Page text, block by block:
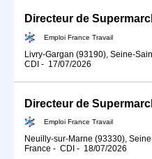
Emploi France Travail
Livry-Gargan (93190), Seine-
CDI - 17/07/2026
Emploi France Travail
Neuilly-sur-Marne (93330),
France - CDI - 18/07/2026